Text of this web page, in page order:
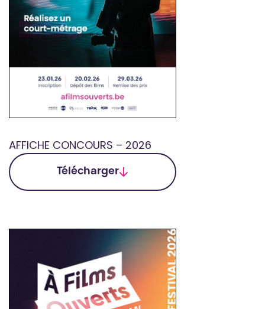
AFFICHE CONCOURS – 2026
Télécharger